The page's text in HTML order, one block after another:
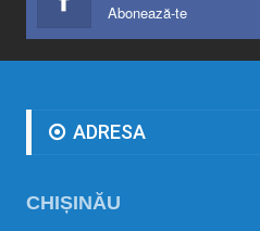
Abonează-te
ADRESA
CHIȘINĂU